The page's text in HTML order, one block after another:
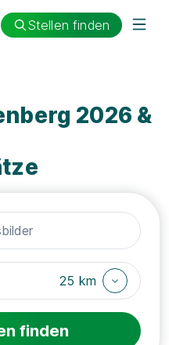
Stellen finden
2026 &
25 km
finden